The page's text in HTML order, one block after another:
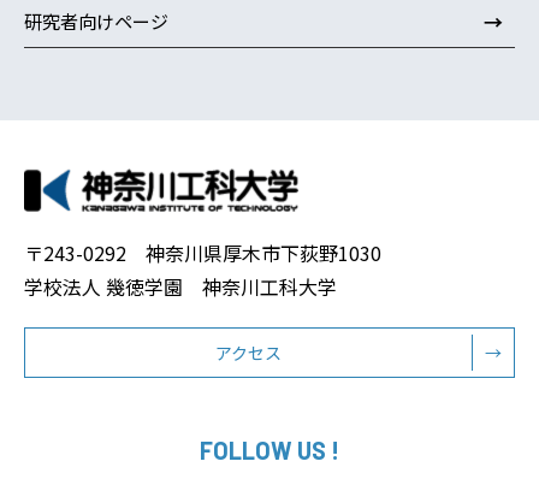
研究者向けページ →
〒243-0292 神奈川県厚木市下荻野1030
学校法人 幾徳学園 神奈川工科大学
アクセス →
FOLLOW US !